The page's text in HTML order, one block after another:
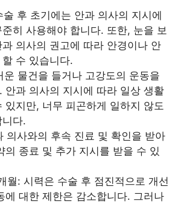
후 초기에는 안과 의사의 지시에
히 사용해야 합니다. 또한, 눈을 보
의사의 권고에 따라 안경이나 안
수 있습니다.
물건을 들거나 고강도의 운동을
안과 의사의 지시에 따라 일상 생활
있지만, 너무 피곤하게 일하지 않도
다.
의사와의 후속 진료 및 확인을 받아
의 종료 및 추가 지시를 받을 수 있
월: 시력은 수술 후 점진적으로 개선
에 대한 제한은 감소합니다. 그러나